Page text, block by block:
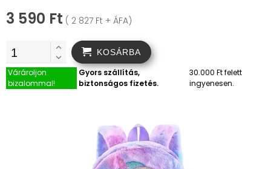
3 590 Ft ( 2 827 Ft + ÁFA)
KOSÁRBA
Várároljon
bizalommal!
Gyors szállítás,
biztonságos fizetés.
30.000 Ft felett
ingyenesen.